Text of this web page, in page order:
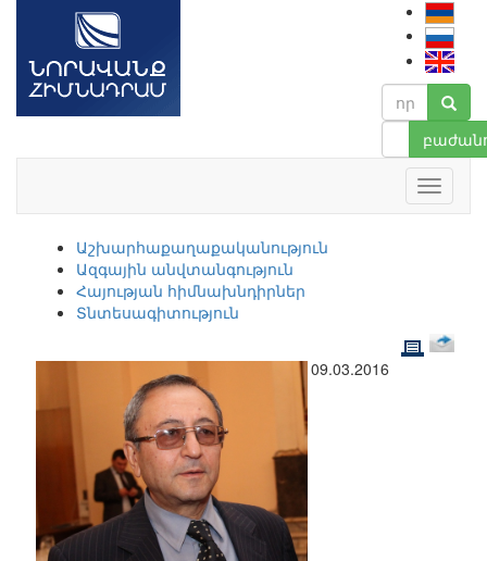
Աշխարհաքաղաքականություն
Ազգային անվտանգություն
Հայության հիմնախնդիրներ
Տնտեսագիտություն
09.03.2016